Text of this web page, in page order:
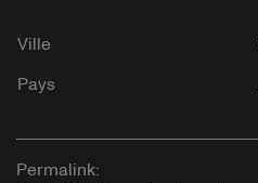
Ville
Pays
Permalink: